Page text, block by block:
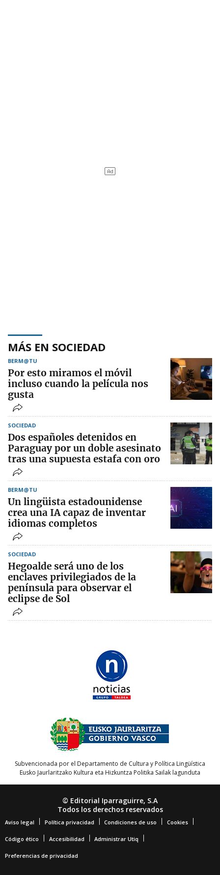
MÁS EN SOCIEDAD
BERM@TU
Por esto miramos el móvil
incluso cuando la película nos
gusta
SOCIEDAD
Dos españoles detenidos en
Paraguay por un doble asesinato
tras una supuesta estafa con oro
BERM@TU
Un lingüista estadounidense
crea una IA capaz de inventar
idiomas completos
SOCIEDAD
Hegoalde será uno de los
enclaves privilegiados de la
península para observar el
eclipse de Sol
Subvencionada por el Departamento de Cultura y Política Lingüística
Eusko Jaurlaritzako Kultura eta Hizkuntza Politika Sailak lagunduta
© Editorial Iparraguirre, S.A
Todos los derechos reservados
Aviso legal Política privacidad Condiciones de uso Cookies
Código ético Accesibilidad Administrar Utiq
Preferencias de privacidad